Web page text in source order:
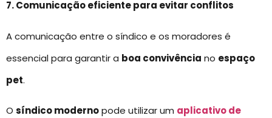
7. Comunicação eficiente para evitar conflitos
A comunicação entre o síndico e os moradores é
essencial para garantir a boa convivência no espaço
pet.
O síndico modernopode utilizar um aplicativo de